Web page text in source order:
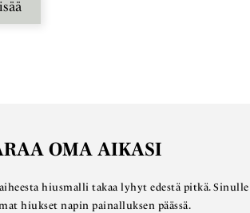
OMA AIKASI
hiusmalli takaa lyhyt edestä pitkä. Sinulle
hiukset napin painalluksen päässä.